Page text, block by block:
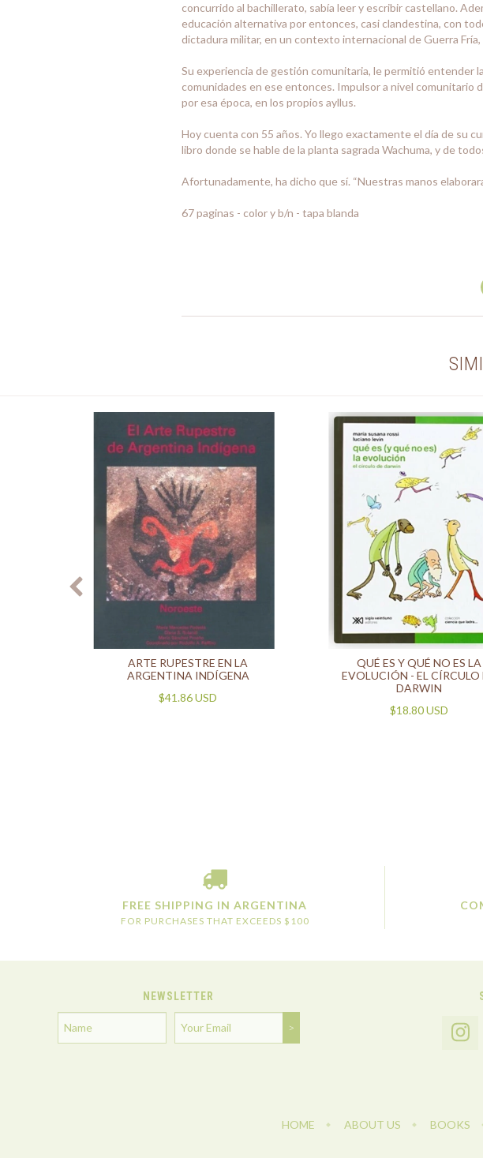
concurrido al bachillerato, sabía leer y escribir castellano.
educación alternativa por entonces, casi clandestina, con
dictadura militar, en un contexto internacional de Guerra
Su experiencia de gestión comunitaria, le permitió entender
comunidades en ese entonces. Impulsor a nivel comunitario
por esa época, en los propios ayllus.
Hoy cuenta con 55 años. Yo llego exactamente el día de su
libro donde se hable de la planta sagrada Wachuma, y de
Afortunadamente, ha dicho que sí. “Nuestras manos
67 paginas - color y b/n - tapa blanda
ARTE RUPESTRE EN LA
ARGENTINA INDÍGENA
$41.86 USD
QUÉ ES Y QUÉ NO ES LA
EVOLUCIÓN - EL CÍRCULO
DARWIN
$18.80 USD
FREE SHIPPING IN ARGENTINA
FOR PURCHASES THAT EXCEEDS $100
NEWSLETTER
HOME ABOUT US BOOKS